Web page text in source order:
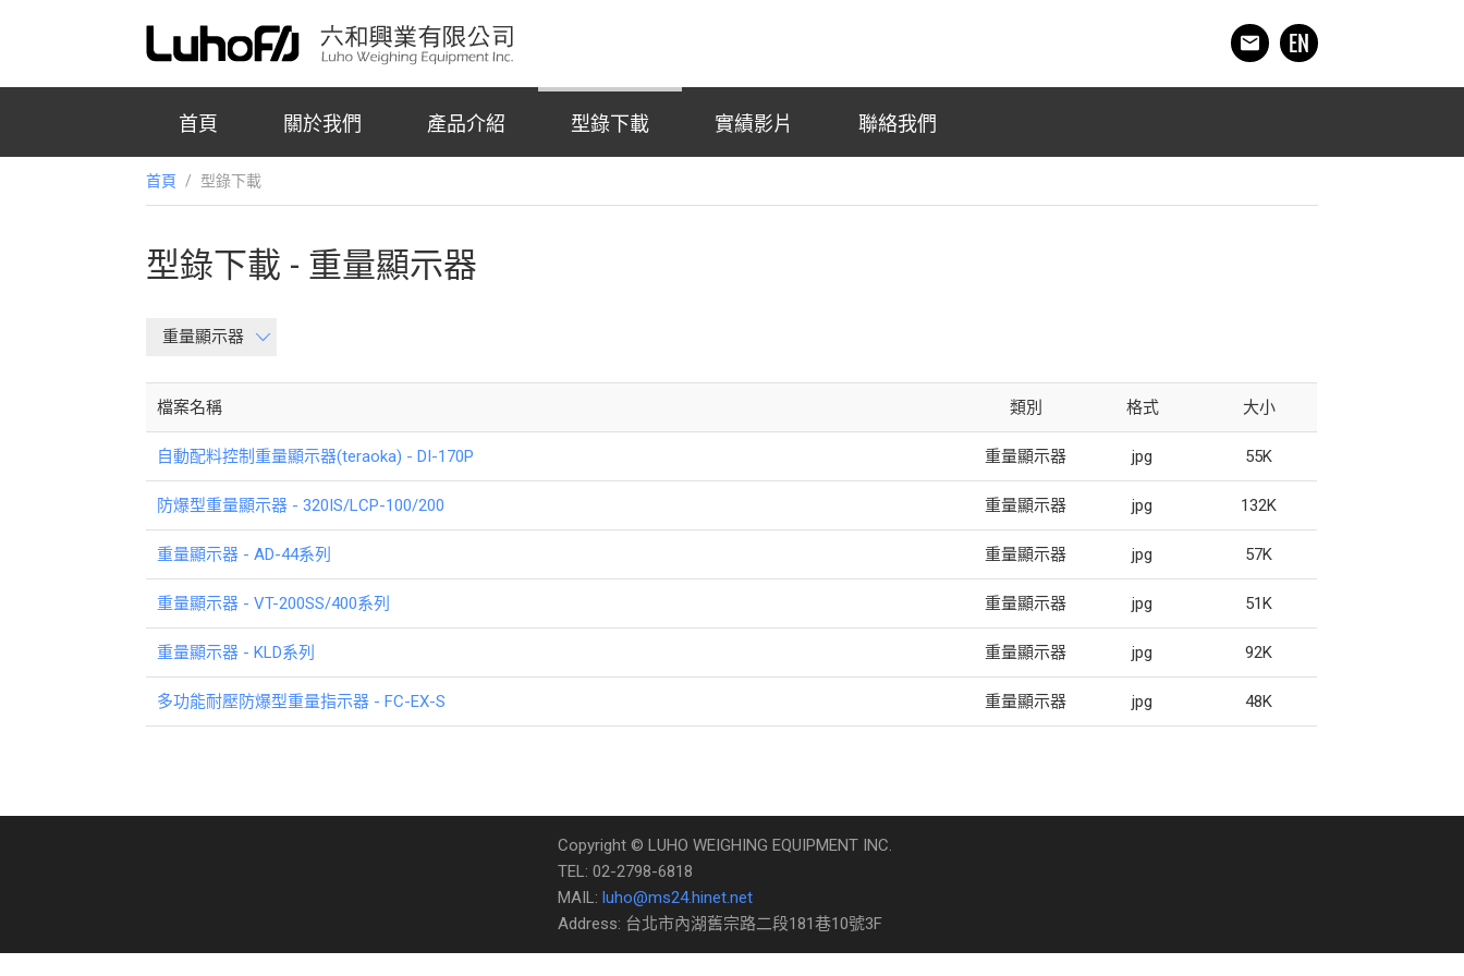
首頁 關於我們 產品介紹 型錄下載 實績影片 聯絡我們
首頁 / 型錄下載
型錄下載 - 重量顯示器
重量顯示器
檔案名稱 類別 格式 大小
自動配料控制重量顯示器(teraoka) - DI-170P 重量顯示器 jpg 55K
防爆型重量顯示器 - 320IS/LCP-100/200 重量顯示器 jpg 132K
重量顯示器 - AD-44系列 重量顯示器 jpg 57K
重量顯示器 - VT-200SS/400系列 重量顯示器 jpg 51K
重量顯示器 - KLD系列 重量顯示器 jpg 92K
多功能耐壓防爆型重量指示器 - FC-EX-S 重量顯示器 jpg 48K
Copyright © LUHO WEIGHING EQUIPMENT INC.
TEL: 02-2798-6818
MAIL: luho@ms24.hinet.net
Address: 台北市內湖舊宗路二段181巷10號3F